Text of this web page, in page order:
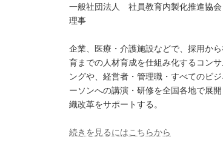
一般社団法人 社員教育内製化推進協
理事
企業、医療・介護施設などで、採用か
育までの人材育成を仕組み化するコンサ
ングや、経営者・管理職・すべてのビ
ーソンへの講演・研修を全国各地で展開
織改革をサポートする。
続きを見るにはこちらから